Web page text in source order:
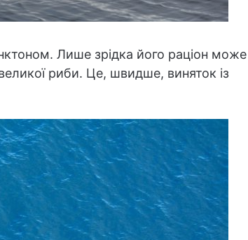
Лише зрідка його раціон може
риби. Це, швидше, виняток із